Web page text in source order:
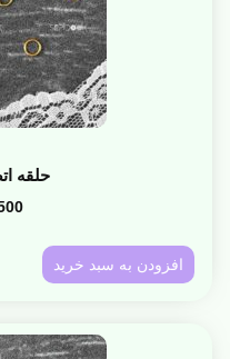
حلقه
افزودن به سبد خرید